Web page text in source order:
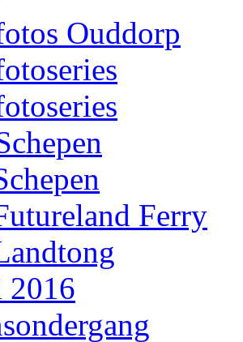
Ouddorp
Ferry
2016